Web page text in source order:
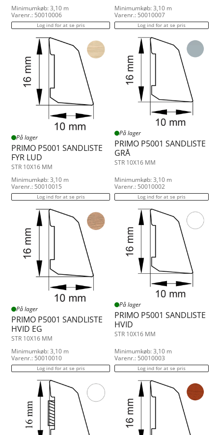
Minimumkøb: 3,10 m
Varenr.: 50010006
Log ind for at se pris
Minimumkøb: 3,10 m
Varenr.: 50010007
Log ind for at se pris
På lager
PRIMO P5001 SANDLISTE
FYR LUD
STR 10X16 MM
Minimumkøb: 3,10 m
Varenr.: 50010015
Log ind for at se pris
På lager
PRIMO P5001 SANDLISTE
GRÅ
STR 10X16 MM
Minimumkøb: 3,10 m
Varenr.: 50010002
Log ind for at se pris
På lager
PRIMO P5001 SANDLISTE
HVID EG
STR 10X16 MM
Minimumkøb: 3,10 m
Varenr.: 50010010
Log ind for at se pris
På lager
PRIMO P5001 SANDLISTE
HVID
STR 10X16 MM
Minimumkøb: 3,10 m
Varenr.: 50010003
Log ind for at se pris